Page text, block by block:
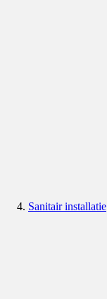
Sanitair installatie